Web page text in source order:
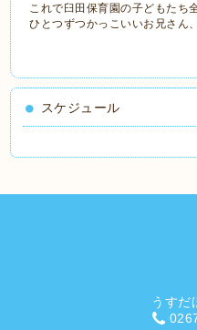
これで臼田保育園の子どもたち
ひとつずつかっこいいお兄さん
スケジュール
うすだ